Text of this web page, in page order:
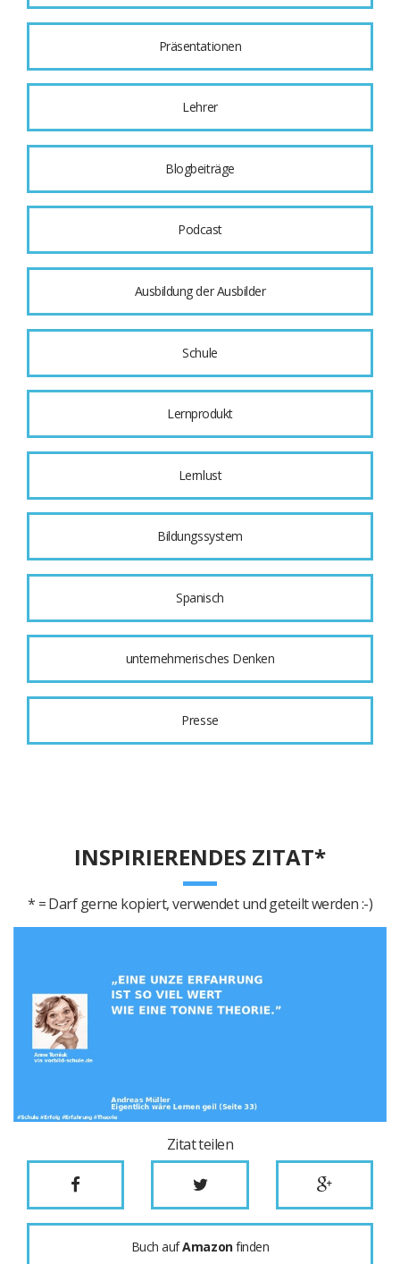
Präsentationen
Lehrer
Blogbeiträge
Podcast
Ausbildung der Ausbilder
Schule
Lernprodukt
Lernlust
Bildungssystem
Spanisch
unternehmerisches Denken
Presse
INSPIRIERENDES ZITAT*
* = Darf gerne kopiert, verwendet und geteilt werden :-)
Zitat teilen
Buch aufAmazonfinden